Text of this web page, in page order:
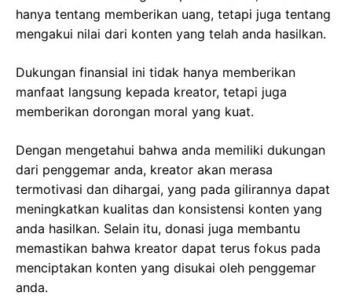
hanya tentang memberikan uang, tetapi juga tentang
mengakui nilai dari konten yang telah anda hasilkan.
Dukungan finansial ini tidak hanya memberikan
manfaat langsung kepada kreator, tetapi juga
memberikan dorongan moral yang kuat.
Dengan mengetahui bahwa anda memiliki dukungan
dari penggemar anda, kreator akan merasa
termotivasi dan dihargai, yang pada gilirannya dapat
meningkatkan kualitas dan konsistensi konten yang
anda hasilkan. Selain itu, donasi juga membantu
memastikan bahwa kreator dapat terus fokus pada
menciptakan konten yang disukai oleh penggemar
anda.